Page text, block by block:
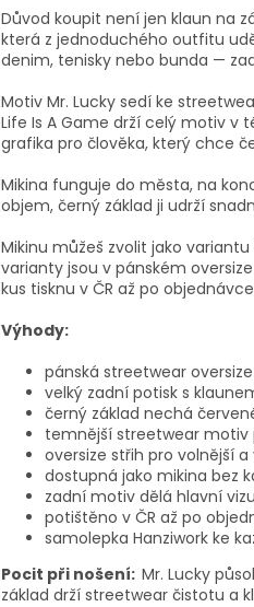
Důvod koupit není jen klaun na
která z jednoduchého outfitu
denim, tenisky nebo bunda —
Motiv Mr. Lucky sedí ke
Life Is A Game drží celý motiv v
grafika pro člověka, který chce
Mikina funguje do města, na
objem, černý základ ji udrží
Mikinu můžeš zvolit jako
varianty jsou v pánském
kus tisknu v ČR až po
Výhody:
pánská streetwear
velký zadní potisk s
černý základ nechá
temnější streetwear motiv
oversize střih pro volnější
dostupná jako mikina bez
zadní motiv dělá hlavní
potištěno v ČR až po
samolepka Hanziwork ke
Pocit při nošení: Mr. Lucky
základ drží streetwear čistotu a